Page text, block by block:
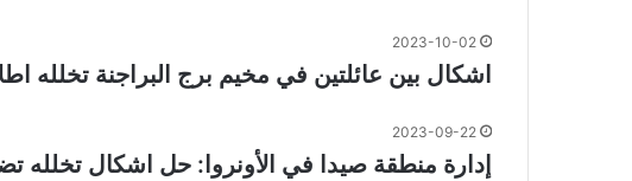
2023-10-02
اشكال بين عائلتين في مخيم برج البراجنة تخلله
2023-09-22
إدارة منطقة صيدا في الأونروا: حل اشكال تخلله